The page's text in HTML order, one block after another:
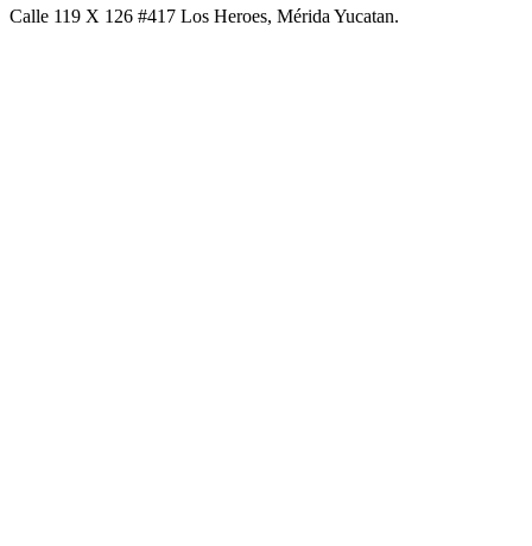
Calle 119 X 126 #417 Los Heroes, Mérida Yucatan.